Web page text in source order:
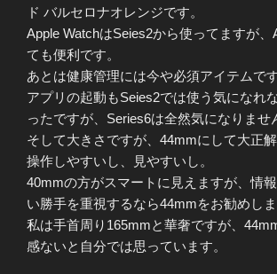
ド バルセロナオレンジです。
Apple WatchはSeies2から使ってますが、
ても便利です。
あとは健康管理には今や必須アイテムです
アプリの起動もSeies2では使う気になれ
ったですが、Series6は全然気になりませ
そして大きさですが、44mmにして大正解
操作しやすいし、見やすいし。
40mmの方がスマートに見えますが、情
い勝手を重視するなら44mmをお勧めしま
私は手首周り165mmと華奢ですが、
感ないと自分では思っています。